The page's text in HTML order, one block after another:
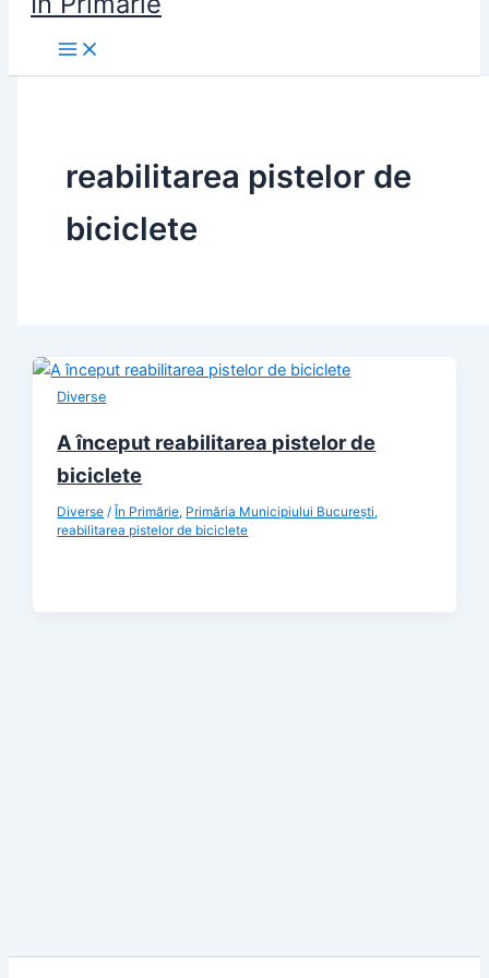
reabilitarea pistelor de
biciclete
Diverse
A început reabilitarea pistelor de
biciclete
Diverse / În Primărie, Primăria Municipiului București,
reabilitarea pistelor de biciclete